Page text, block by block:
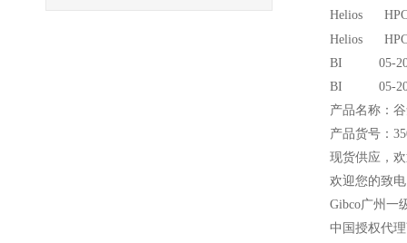
Helios
Helios
BI 05-
BI 05-
产品名称：
产品货号：
现货供应，
欢迎您的
Gibco广州一
中国授权代